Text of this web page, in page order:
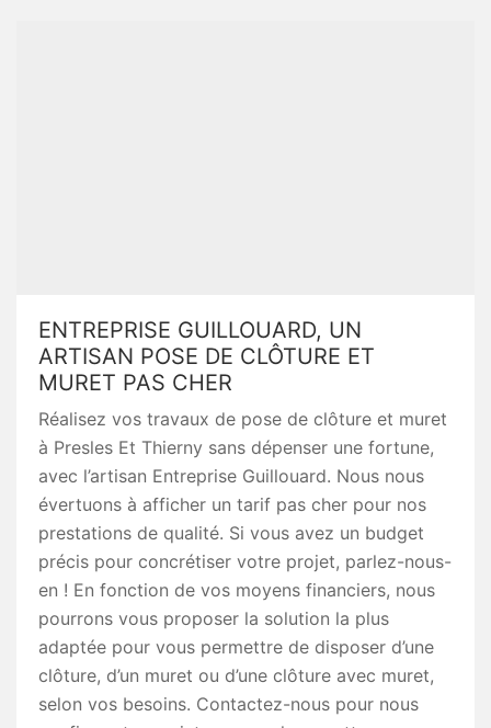
ENTREPRISE GUILLOUARD, UN
ARTISAN POSE DE CLÔTURE ET
MURET PAS CHER
Réalisez vos travaux de pose de clôture et muret
à Presles Et Thierny sans dépenser une fortune,
avec l’artisan Entreprise Guillouard. Nous nous
évertuons à afficher un tarif pas cher pour nos
prestations de qualité. Si vous avez un budget
précis pour concrétiser votre projet, parlez-nous-
en ! En fonction de vos moyens financiers, nous
pourrons vous proposer la solution la plus
adaptée pour vous permettre de disposer d’une
clôture, d’un muret ou d’une clôture avec muret,
selon vos besoins. Contactez-nous pour nous